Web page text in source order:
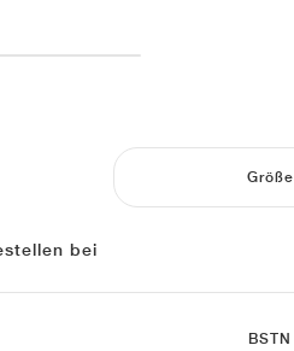
Größe
bei
BSTN